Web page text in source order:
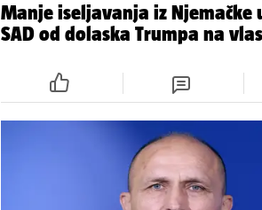
Manje iseljavanja iz Njemačke
SAD od dolaska Trumpa na